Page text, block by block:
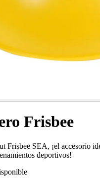
Frisbee
Frisbee SEA, ¡el accesorio
deportivos!